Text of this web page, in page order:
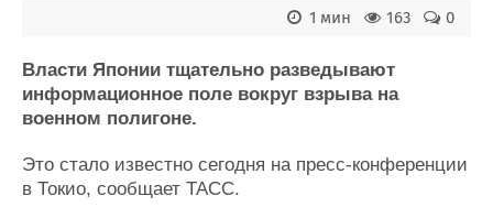
Пульс
Новости
Компании
Работа
Крюинг
Доска объявлений
Продажа флота
Материалы
Услуги
0
163
1 мин
Власти Японии тщательно разведывают
информационное поле вокруг взрыва на
военном полигоне.
Это стало известно сегодня на пресс-конференции
в Токио, сообщает ТАСС.